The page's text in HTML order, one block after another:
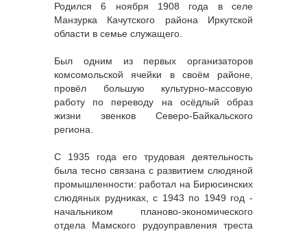
Родился 6 ноября 1908 года в селе
Манзурка Качутского района Иркутской
области в семье служащего.
Был одним из первых организаторов
комсомольской ячейки в своём районе,
провёл большую культурно-массовую
работу по переводу на осёдлый образ
жизни эвенков Северо-Байкальского
региона.
С 1935 года его трудовая деятельность
была тесно связана с развитием слюдяной
промышленности: работал на Бирюсинских
слюдяных рудниках, с 1943 по 1949 год -
начальником планово-экономического
отдела Мамского рудоуправления треста